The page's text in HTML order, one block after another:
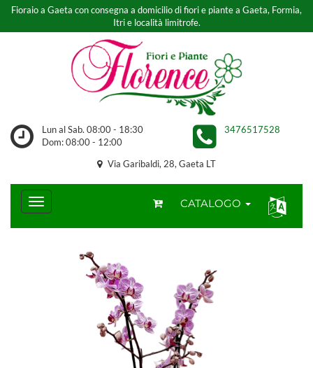
Fioraio a Gaeta con consegna a domicilio di fiori e piante a Gaeta, Formia,
Itri e località limitrofe.
Lun al Sab. 08:00 - 18:30
Dom: 08:00 - 12:00
3476517528
Via Garibaldi, 28, Gaeta LT
CATALOGO